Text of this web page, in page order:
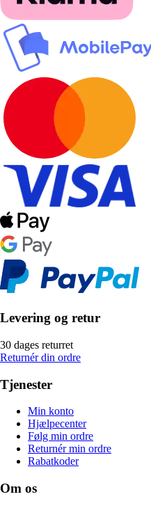
Levering og retur
30 dages returret
Returnér din ordre
Tjenester
Min konto
Hjælpecenter
Følg min ordre
Returnér min ordre
Rabatkoder
Om os